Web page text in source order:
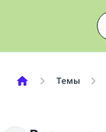
Темы